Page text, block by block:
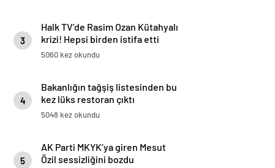
3
Halk TV’de Rasim Ozan Kütahyalı
krizi! Hepsi birden istifa etti
5060 kez okundu
4
Bakanlığın tağşiş listesinden bu
kez lüks restoran çıktı
5048 kez okundu
5
AK Parti MKYK’ya giren Mesut
Özil sessizliğini bozdu